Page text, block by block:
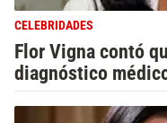
CELEBRIDADES
Flor Vigna contó
diagnóstico